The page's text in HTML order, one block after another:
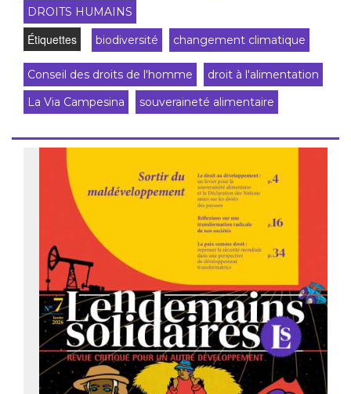
DROITS HUMAINS
Étiquettes biodiversité changement climatique
Conseil des droits de l'homme
droit à l'alimentation
La Via Campesina
souveraineté alimentaire